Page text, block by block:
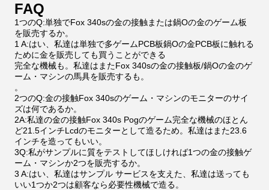
FAQ
1つのQ:単独でFox 340sの金の接触または鍋Oの金のゲーム板
を販売するか。
1 A:はい、私達は単独で多ゲームPCB板鍋Oの金PCB板に触れる
ために金を販売しても買うことができる
完全な機械も。私達はまたFox 340sの金の接触板/鍋Oの金のゲ
ーム・マシンの馬具を販売するも。
。
2つのQ:金の接触Fox 340sのゲーム・マシンのモニターのサイ
ズは何であるか。
2A:私達の金の接触Fox 340s Pogのゲーム完全な機械のほとん
ど21.5インチLcdのモニターとして造るため。私達はまた23.6
インチを造ってもいい。
3Q:私がサンプルに質をテストしてほしければ1つの金の接触ゲ
ーム・マシンか2つを販売するか。
3 A:はい、私達はサンプル サービスを支えた、私達は送っても
いい1つか2つは顧客なら必要性機械で造る。